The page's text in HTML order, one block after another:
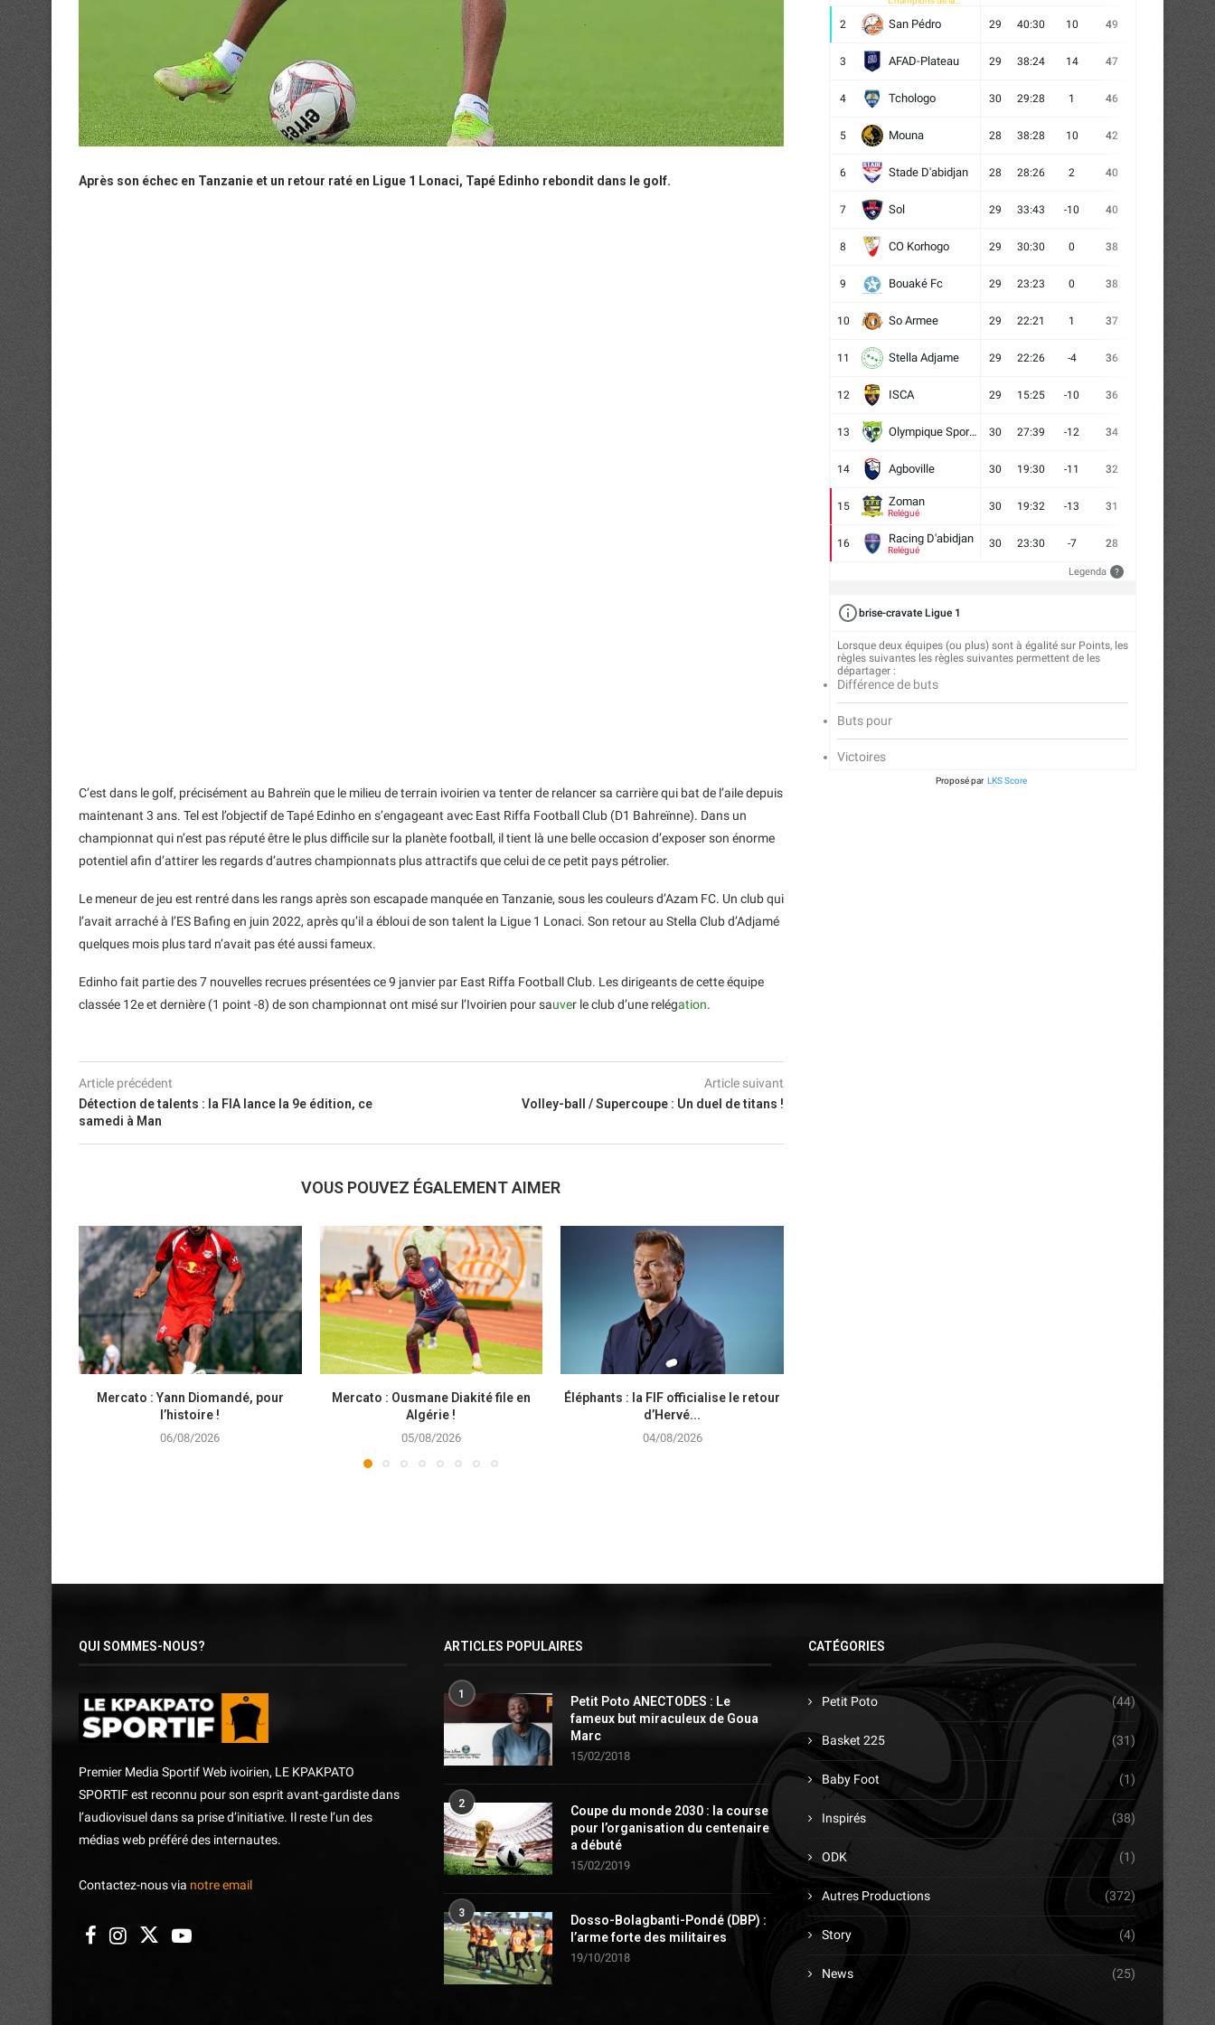
Après son échec en Tanzanie et un retour raté en Ligue 1 Lonaci, Tapé Edinho rebondit dans le golf.
C’est dans le golf, précisément au Bahreïn que le milieu de terrain ivoirien va tenter de relancer sa carrière qui bat de l’aile depuis
maintenant 3 ans. Tel est l’objectif de Tapé Edinho en s’engageant avec East Riffa Football Club (D1 Bahreïnne). Dans un
championnat qui n’est pas réputé être le plus difficile sur la planète football, il tient là une belle occasion d’exposer son énorme
potentiel afin d’attirer les regards d’autres championnats plus attractifs que celui de ce petit pays pétrolier.
Le meneur de jeu est rentré dans les rangs après son escapade manquée en Tanzanie, sous les couleurs d’Azam FC. Un club qui
l’avait arraché à l’ES Bafing en juin 2022, après qu’il a ébloui de son talent la Ligue 1 Lonaci. Son retour au Stella Club d’Adjamé
quelques mois plus tard n’avait pas été aussi fameux.
Edinho fait partie des 7 nouvelles recrues présentées ce 9 janvier par East Riffa Football Club. Les dirigeants de cette équipe
classée 12e et dernière (1 point -8) de son championnat ont misé sur l’Ivoirien pour sauver le club d’une relégation.
Article précédent
Détection de talents : la FIA lance la 9e édition, ce
samedi à Man
Article suivant
Volley-ball / Supercoupe : Un duel de titans !
VOUS POUVEZ ÉGALEMENT AIMER
Mercato : Yann Diomandé, pour
l’histoire !
06/08/2026
Mercato : Ousmane Diakité file en
Algérie !
05/08/2026
Éléphants : la FIF officialise le retour
d’Hervé...
04/08/2026
Mercato : l’Asie pour
31/07/2026
2 San Pédro 29 40:30 10 49
3 AFAD-Plateau 29 38:24 14 47
4 Tchologo 30 29:28 1 46
5 Mouna 28 38:28 10 42
6 Stade D'abidjan 28 28:26 2 40 10
7 Sol 29 33:43 -10 40
8 CO Korhogo 29 30:30 0 38
9 Bouaké Fc 29 23:23 0 38
10 So Armee 29 22:21 1 37 10
11 Stella Adjame 29 22:26 -4 36
12 ISCA 29 15:25 -10 36 13
13 Olympique Sport d'Abobo FC 30 27:39 -12 34 14
14 Agboville 30 19:30 -11 32
15 Zoman
Relégué
30 19:32 -13 31 10 13
16 Racing D'abidjan
Relégué
30 23:30 -7 28
Legenda ?
brise-cravate Ligue 1
Lorsque deux équipes (ou plus) sont à égalité sur Points, les
règles suivantes les règles suivantes permettent de les
départager :
Différence de buts
Buts pour
Victoires
Proposé par LKS Score
QUI SOMMES-NOUS?
Premier Media Sportif Web ivoirien, LE KPAKPATO
SPORTIF est reconnu pour son esprit avant-gardiste dans
l’audiovisuel dans sa prise d’initiative. Il reste l’un des
médias web préféré des internautes.
Contactez-nous via notre email
ARTICLES POPULAIRES
1
Petit Poto ANECTODES : Le
fameux but miraculeux de Goua
Marc
15/02/2018
2
Coupe du monde 2030 : la course
pour l’organisation du centenaire
a débuté
15/02/2019
3
Dosso-Bolagbanti-Pondé (DBP) :
l’arme forte des militaires
19/10/2018
CATÉGORIES
Petit Poto (44)
Basket 225 (31)
Baby Foot (1)
Inspirés (38)
ODK (1)
Autres Productions (372)
Story (4)
News (25)